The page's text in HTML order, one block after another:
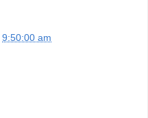
9:50:00 am